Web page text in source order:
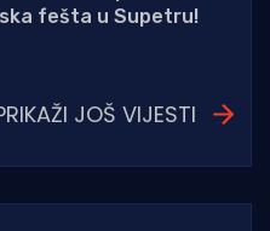
fešta u Supetru!
JOŠ VIJESTI